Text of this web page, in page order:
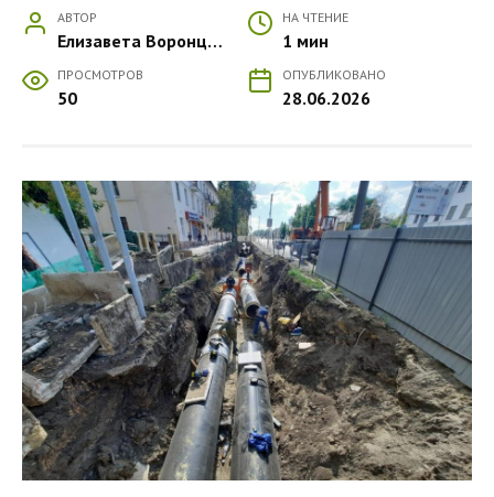
АВТОР
Елизавета Воронцова
НА ЧТЕНИЕ
1 мин
ПРОСМОТРОВ
50
ОПУБЛИКОВАНО
28.06.2026